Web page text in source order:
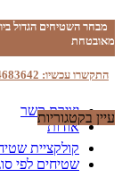
מבחר השטיחים הגדול
מאובטחת
התקשרו עכשיו: 050-4683642
יצירת קשר
אודות
עיין בקטגוריות
קולקציית
שטיחים לפי